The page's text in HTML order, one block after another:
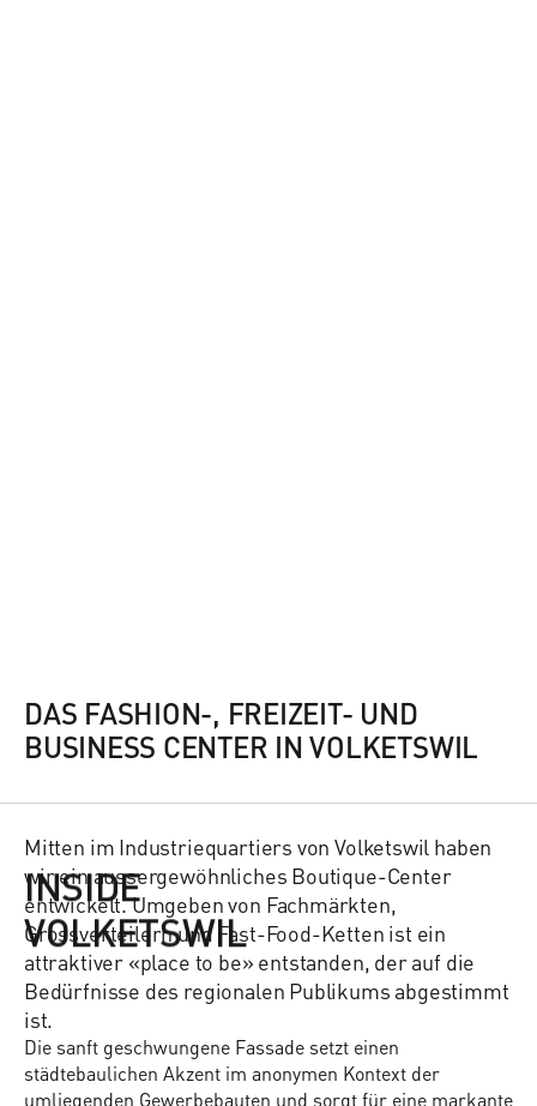
INSIDE
VOLKETSWIL
DAS FASHION-, FREIZEIT- UND
BUSINESS CENTER IN VOLKETSWIL
Mitten im Industriequartiers von Volketswil haben
wir ein aussergewöhnliches Boutique-Center
entwickelt. Umgeben von Fachmärkten,
Grossverteilern und Fast-Food-Ketten ist ein
attraktiver «place to be» entstanden, der auf die
Bedürfnisse des regionalen Publikums abgestimmt
ist.
Die sanft geschwungene Fassade setzt einen
städtebaulichen Akzent im anonymen Kontext der
umliegenden Gewerbebauten und sorgt für eine markante